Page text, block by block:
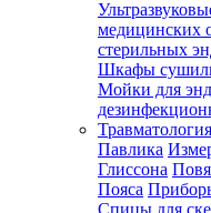
медицинских
стерильных
Шкафы
Мойки для
Павлика
Глиссона
Пояса
Спицы для